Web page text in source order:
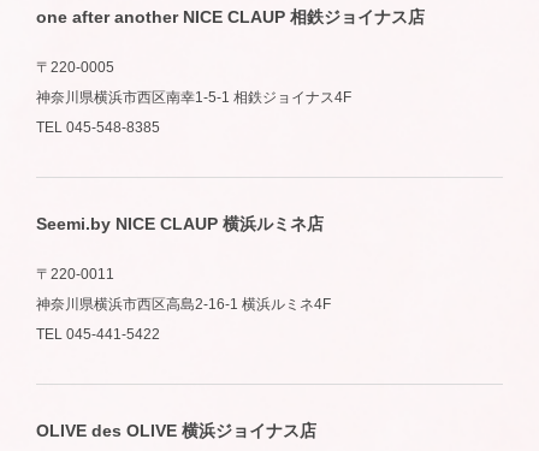
one after another NICE CLAUP 相鉄ジョイナス店
〒220-0005
神奈川県横浜市西区南幸1-5-1 相鉄ジョイナス4F
TEL 045-548-8385
Seemi.by NICE CLAUP 横浜ルミネ店
〒220-0011
神奈川県横浜市西区高島2-16-1 横浜ルミネ4F
TEL 045-441-5422
OLIVE des OLIVE 横浜ジョイナス店